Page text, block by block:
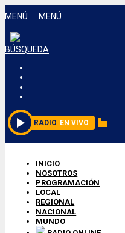
MENÚ MENÚ
BÚSQUEDA
RADIO EN VIVO
INICIO
NOSOTROS
PROGRAMACIÓN
LOCAL
REGIONAL
NACIONAL
MUNDO